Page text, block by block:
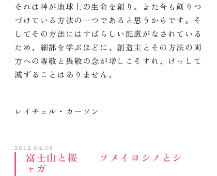
それは神が地球上の生命を創り、また今も創りつ
づけている方法の一つであると思うからです。そ
してその方法にはすばらしい配慮がなされている
ため、細部を学ぶほどに、創造主とその方法の両
方への尊敬と畏敬の念が増しこそすれ、けっして
減ずることはありません。
レイチェル・カーソン
2012.04.08
富士山と桜 ソメイヨシノとシ
ャガ